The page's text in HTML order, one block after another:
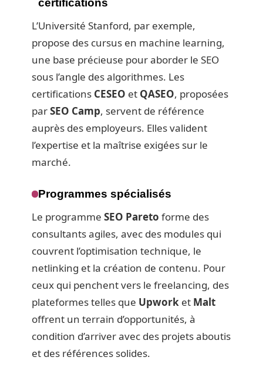
certifications
L’Université Stanford, par exemple,
propose des cursus en machine learning,
une base précieuse pour aborder le SEO
sous l’angle des algorithmes. Les
certifications CESEO et QASEO, proposées
parSEO Camp, servent de référence
auprès des employeurs. Elles valident
l’expertise et la maîtrise exigées sur le
marché.
Programmes spécialisés
Le programme SEO Pareto forme des
consultants agiles, avec des modules qui
couvrent l’optimisation technique, le
netlinking et la création de contenu. Pour
ceux qui penchent vers le freelancing, des
plateformes telles que Upwork et Malt
offrent un terrain d’opportunités, à
condition d’arriver avec des projets aboutis
et des références solides.